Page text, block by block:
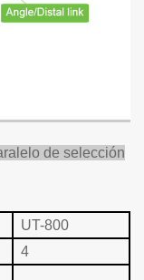
de selección
UT-800
4